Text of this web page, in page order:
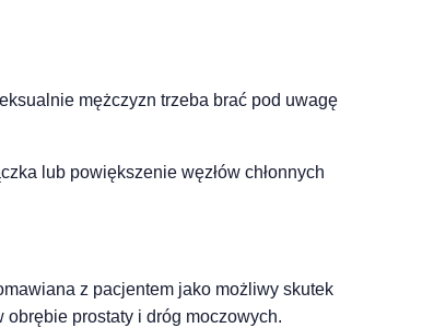
mężczyzn trzeba brać pod uwagę
lub powiększenie węzłów chłonnych
z pacjentem jako możliwy skutek
prostaty i dróg moczowych.